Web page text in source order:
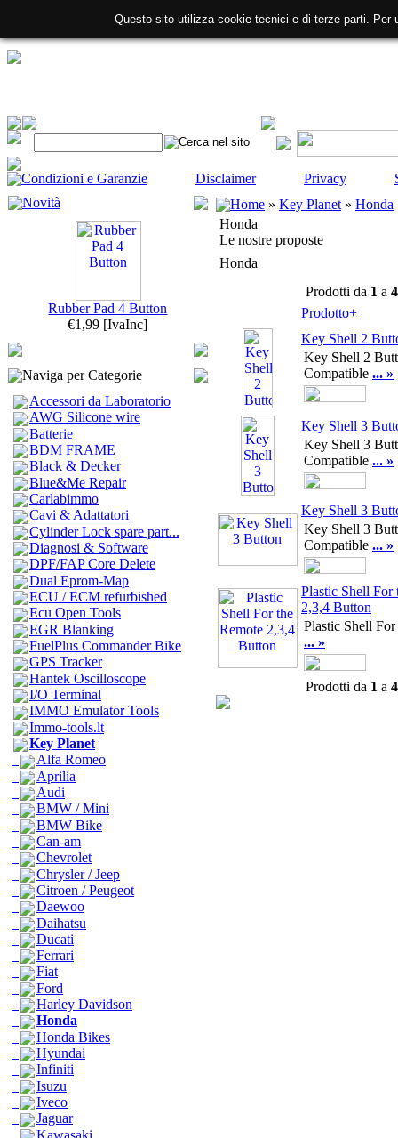
Condizioni e Garanzie Disclaimer Privacy
Novità
Rubber Pad 4 Button
€1,99 [IvaInc]
Naviga per Categorie
Accessori da Laboratorio
AWG Silicone wire
Batterie
BDM FRAME
Black & Decker
Blue&Me Repair
Carlabimmo
Cavi & Adattatori
Cylinder Lock spare part...
Diagnosi & Software
DPF/FAP Core Delete
Dual Eprom-Map
ECU / ECM refurbished
Ecu Open Tools
EGR Blanking
FuelPlus Commander Bike
GPS Tracker
Hantek Oscilloscope
I/O Terminal
IMMO Emulator Tools
Immo-tools.lt
Key Planet
Alfa Romeo
Aprilia
Audi
BMW / Mini
BMW Bike
Can-am
Chevrolet
Chrysler / Jeep
Citroen / Peugeot
Daewoo
Daihatsu
Ducati
Ferrari
Fiat
Ford
Harley Davidson
Honda
Honda Bikes
Hyundai
Infiniti
Isuzu
Iveco
Jaguar
Kawasaki
Home » Key Planet » Honda
Honda
Le nostre proposte
Honda
Prodotti da 1 a 4
Prodotto+
Key Shell 2
Key Shell 2
Compatible ... »
Key Shell 3
Key Shell 3
Compatible ... »
Key Shell 3
Key Shell 3
Compatible ... »
Plastic Shell For
2,3,4 Button
Plastic Shell
... »
Prodotti da 1 a 4
Questo sito utilizza cookie tecnici e di terze parti.